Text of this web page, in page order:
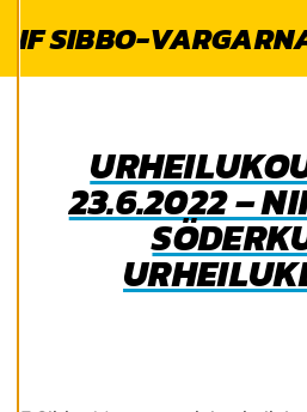
lisää
evästeistämme.
a
IF SIBBO-
23.6.2022 –